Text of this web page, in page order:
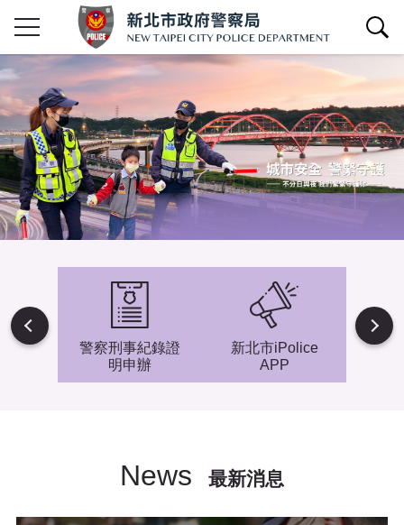
查詢區開關
難專
警察刑事紀錄證
明申辦
新北市iPolice
APP
小小
News 最新消息